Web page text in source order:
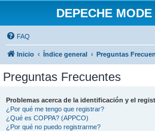
DEPECHE
FAQ
Inicio Índice general Preguntas
Preguntas Frecuentes
Problemas acerca de la identificación y el
¿Por qué me tengo que registrar?
¿Qué es COPPA? (APPCO)
¿Por qué no puedo registrarme?